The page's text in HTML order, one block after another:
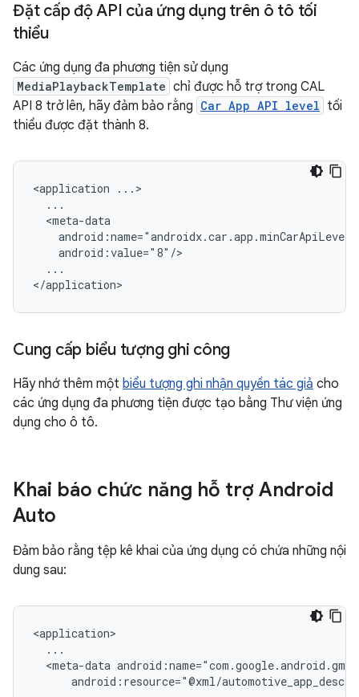
Đặt cấp độ API của ứng dụng trên ô tô tối
thiểu
Các ứng dụng đa phương tiện sử dụng
MediaPlaybackTemplate chỉ được hỗ trợ trong CAL
API 8 trở lên, hãy đảm bảo rằng Car App API level tối
thiểu được đặt thành 8.
<application
...
Cung cấp biểu tượng ghi công
Hãy nhớ thêm một biểu tượng ghi nhận quyền tác giả cho
các ứng dụng đa phương tiện được tạo bằng Thư viện ứng
dụng cho ô tô.
Khai báo chức năng hỗ trợ Android
Auto
Đảm bảo rằng tệp kê khai của ứng dụng có chứa những nội
dung sau:
<meta-data